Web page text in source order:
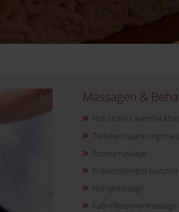
Massagen &
Hot Stone Lavendel
Aromamassage
Kräuterstempel
Honigmassage
Fußreflexzonenmassage